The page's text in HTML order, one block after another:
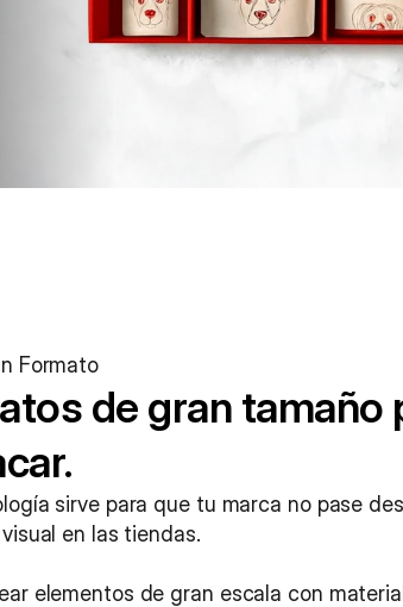
Formato
de gran tamaño
sirve para que tu marca no pase
en las tiendas.
elementos de gran escala con